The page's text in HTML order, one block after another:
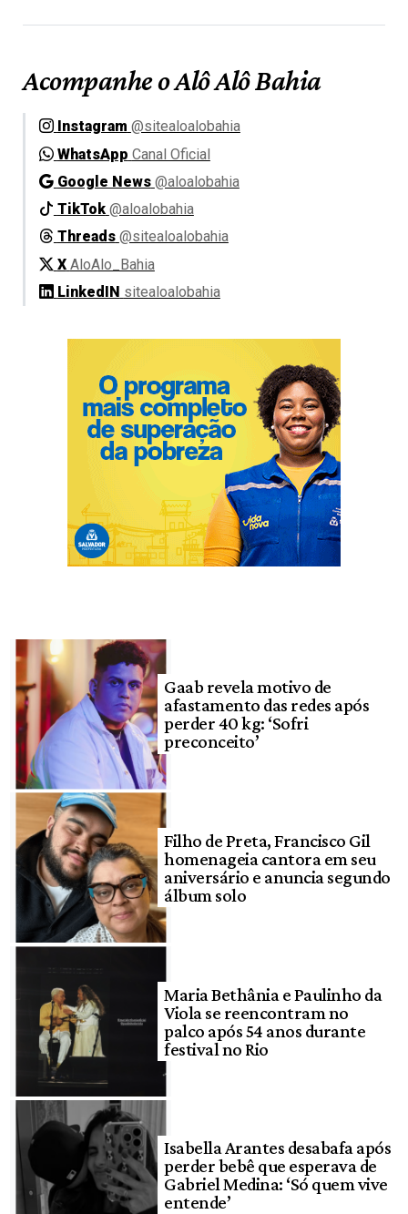
Acompanhe o Alô Alô Bahia
Instagram @sitealoalobahia
WhatsApp Canal Oficial
Google News @aloalobahia
TikTok @aloalobahia
Threads @sitealoalobahia
X AloAlo_Bahia
LinkedIN sitealoalobahia
Gaab revela motivo de
afastamento das redes após
perder 40 kg: ‘Sofri
preconceito’
Filho de Preta, Francisco Gil
homenageia cantora em seu
aniversário e anuncia segundo
álbum solo
Maria Bethânia e Paulinho da
Viola se reencontram no
palco após 54 anos durante
festival no Rio
Isabella Arantes desabafa após
perder bebê que esperava de
Gabriel Medina: ‘Só quem vive
entende’